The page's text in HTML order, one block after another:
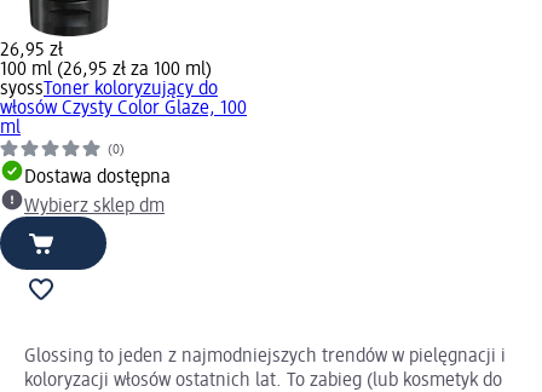
26,95 zł
100 ml (26,95 zł za 100 ml)
syoss Toner koloryzujący do
włosów Czysty Color Glaze, 100
ml
(0)
Dostawa dostępna
Wybierz sklep dm
Glossing to jeden z najmodniejszych trendów w pielęgnacji i
koloryzacji włosów ostatnich lat. To zabieg (lub kosmetyk do